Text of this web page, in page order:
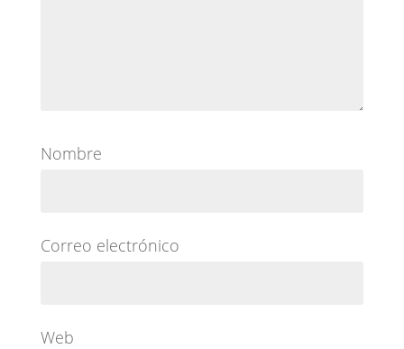
Nombre
Correo electrónico
Web